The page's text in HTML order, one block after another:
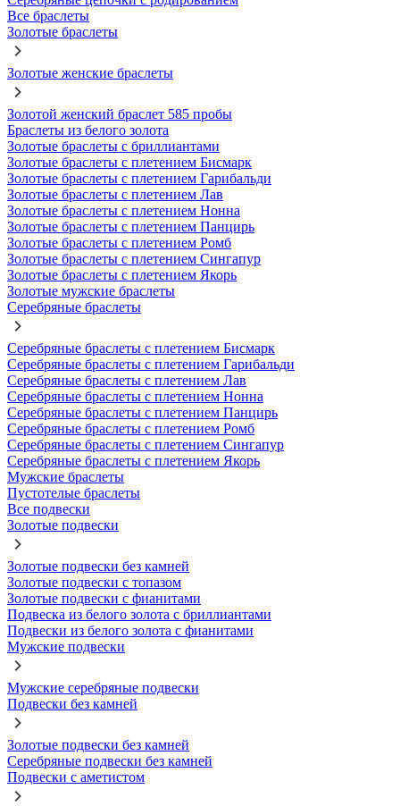
Все браслеты
Золотые браслеты
Золотые женские браслеты
Золотой женский браслет 585 пробы
Браслеты из белого золота
Золотые браслеты с бриллиантами
Золотые браслеты с плетением Бисмарк
Золотые браслеты с плетением Гарибальди
Золотые браслеты с плетением Лав
Золотые браслеты с плетением Нонна
Золотые браслеты с плетением Панцирь
Золотые браслеты с плетением Ромб
Золотые браслеты с плетением Сингапур
Золотые браслеты с плетением Якорь
Золотые мужские браслеты
Серебряные браслеты
Серебряные браслеты с плетением Бисмарк
Серебряные браслеты с плетением Гарибальди
Серебряные браслеты с плетением Лав
Серебряные браслеты с плетением Нонна
Серебряные браслеты с плетением Панцирь
Серебряные браслеты с плетением Ромб
Серебряные браслеты с плетением Сингапур
Серебряные браслеты с плетением Якорь
Мужские браслеты
Пустотелые браслеты
Все подвески
Золотые подвески
Золотые подвески без камней
Золотые подвески с топазом
Золотые подвески с фианитами
Подвеска из белого золота с бриллиантами
Подвески из белого золота с фианитами
Мужские подвески
Мужские серебряные подвески
Подвески без камней
Золотые подвески без камней
Серебряные подвески без камней
Подвески с аметистом